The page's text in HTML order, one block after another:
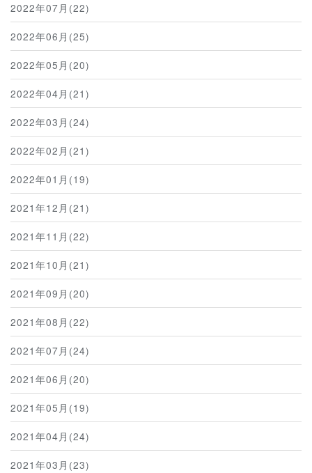
2022年07月(22)
2022年06月(25)
2022年05月(20)
2022年04月(21)
2022年03月(24)
2022年02月(21)
2022年01月(19)
2021年12月(21)
2021年11月(22)
2021年10月(21)
2021年09月(20)
2021年08月(22)
2021年07月(24)
2021年06月(20)
2021年05月(19)
2021年04月(24)
2021年03月(23)